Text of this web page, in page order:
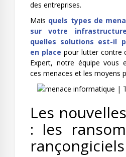
des entreprises.
Mais quels types de
sur votre
quelles solutions est-il
en place pour lutter contre
Expert, notre équipe vous
ces menaces et les moyens
Les
: les
rançongiciels